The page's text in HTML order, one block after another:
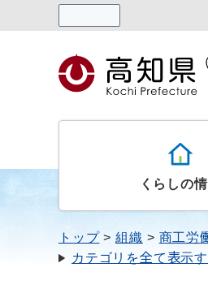
くらしの
トップ 組織 商工労
カテゴリを全て表示